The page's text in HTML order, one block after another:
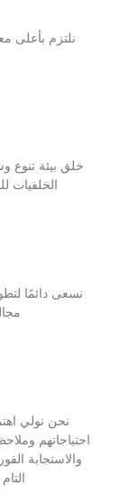
نلتزم بأعلى
خلق بيئة تنوع
الخلفيات
نسعى دائمًا
نحن نولي
احتياجاتهم
والاستجابة